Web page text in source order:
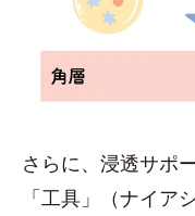
さらに、浸透サポ
「工具」（ナイア